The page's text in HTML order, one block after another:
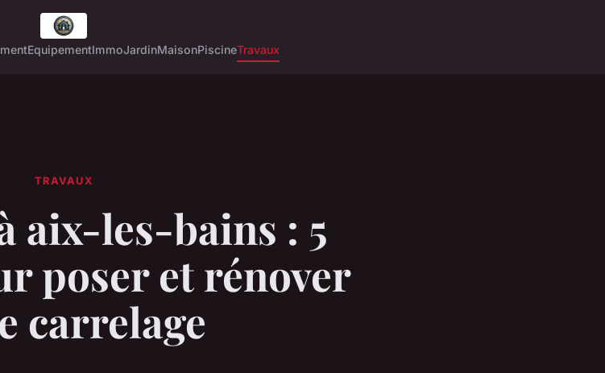
EquipementImmoJardinMaisonPiscineTravaux
TRAVAUX
aix-les-bains : 5
poser et rénover
carrelage